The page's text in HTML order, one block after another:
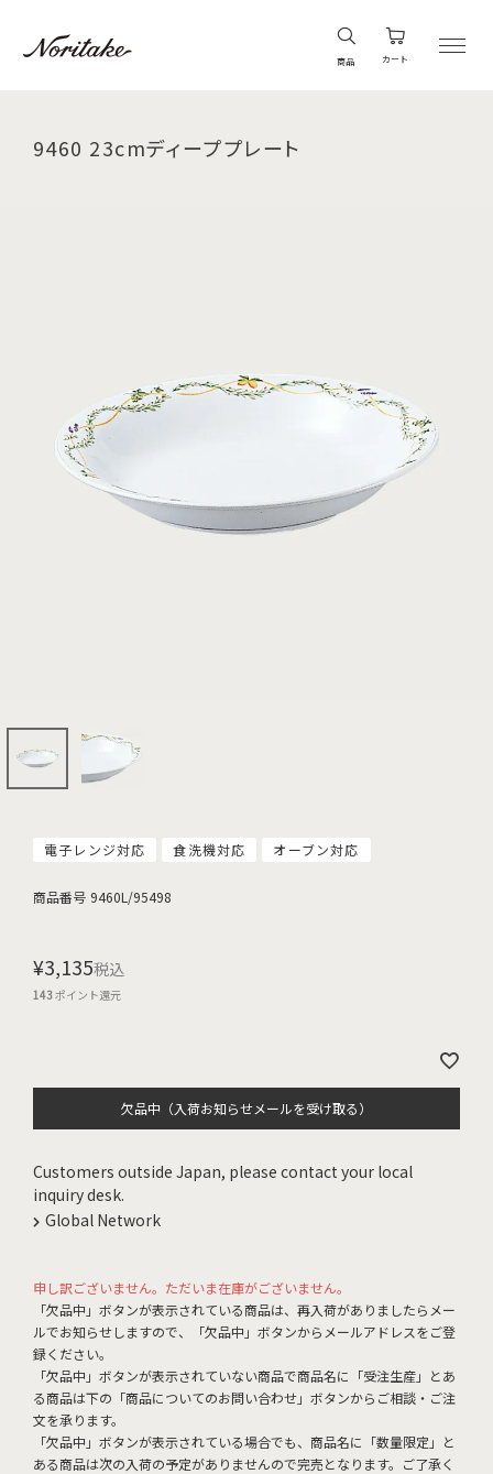
商品 カート
9460 23cmディーププレート
電子レンジ対応 食洗機対応 オーブン対応
商品番号 9460L/95498
¥3,135税込
143ポイント還元
欠品中（入荷お知らせメールを受け取る）
Customers outside Japan, please contact your local
inquiry desk.
Global Network
申し訳ございません。ただいま在庫がございません。
「欠品中」ボタンが表示されている商品は、再入荷がありましたらメー
ルでお知らせしますので、「欠品中」ボタンからメールアドレスをご登
録ください。
「欠品中」ボタンが表示されていない商品で商品名に「受注生産」とあ
る商品は下の「商品についてのお問い合わせ」ボタンからご相談・ご注
文を承ります。
「欠品中」ボタンが表示されている場合でも、商品名に「数量限定」と
ある商品は次の入荷の予定がありませんので完売となります。ご了承く